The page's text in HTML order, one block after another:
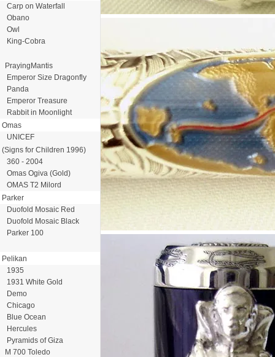
Carp on Waterfall
Obano
Owl
King-Cobra
PrayingMantis
Emperor Size Dragonfly
Panda
Emperor Treasure
Rabbit in Moonlight
Omas
UNICEF
(Signs for Children 1996)
360 - 2004
Omas Ogiva (Gold)
OMAS T2 Milord
Parker
Duofold Mosaic Red
Duofold Mosaic Black
Parker 100
Pelikan
1935
1931 White Gold
Demo
Chicago
Blue Ocean
Hercules
Pyramids of Giza
M 700 Toledo